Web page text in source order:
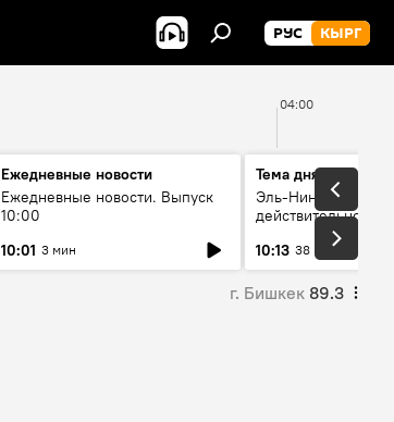
РУС КЫРГ
04:00
Ежедневные новости
Ежедневные новости. Выпуск
10:00
10:01 3 мин
Тема дня
Эль-Ниньо, жара и
действительно
погоду в
10:13 38 мин
г. Бишкек 89.3